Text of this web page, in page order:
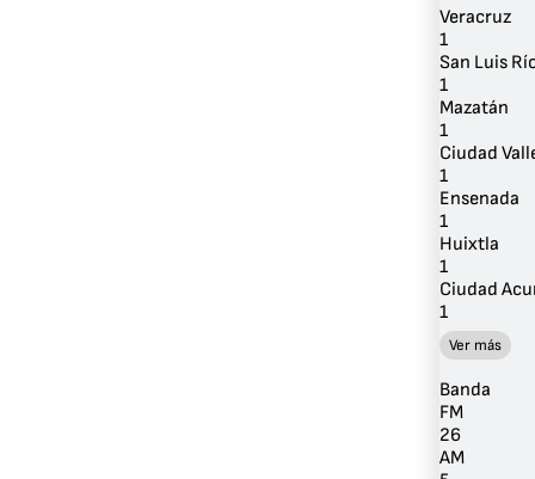
Veracruz
1
San Luis
1
Mazatán
1
Ciudad
1
Ensenada
1
Huixtla
1
Ciudad
1
Ver más
Banda
FM
26
AM